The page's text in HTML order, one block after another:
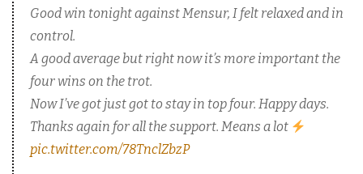
Good win tonight against Mensur, I felt relaxed and in
control.
A good average but right now it’s more important the
four wins on the trot.
Now I’ve got just got to stay in top four. Happy days.
Thanks again for all the support. Means a lot
pic.twitter.com/78TnclZbzP